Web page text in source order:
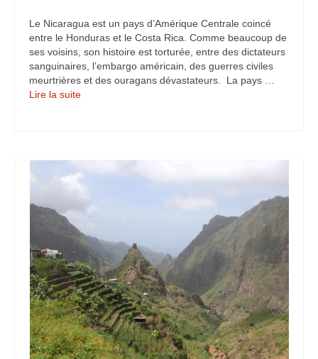
Le Nicaragua est un pays d’Amérique Centrale coincé
entre le Honduras et le Costa Rica. Comme beaucoup de
ses voisins, son histoire est torturée, entre des dictateurs
sanguinaires, l’embargo américain, des guerres civiles
meurtrières et des ouragans dévastateurs. La pays …
Lire la suite­­